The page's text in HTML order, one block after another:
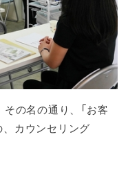
その名の通り、「お客
カウンセリング